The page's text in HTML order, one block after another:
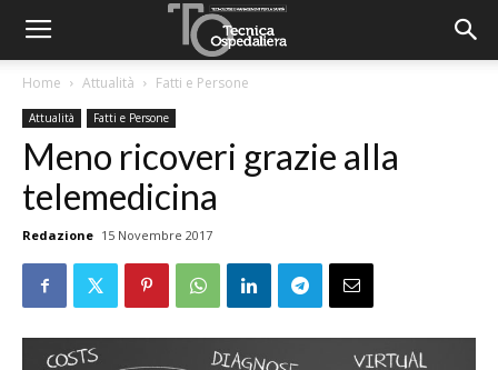
Home Attualità Fatti e Persone
Attualità Fatti e Persone
Meno ricoveri grazie alla
telemedicina
Redazione 15 Novembre 2017